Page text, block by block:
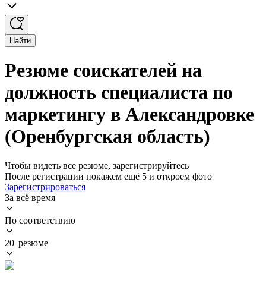
Найти
Резюме соискателей на
должность специалиста по
маркетингу в Александровке
(Оренбургская область)
Чтобы видеть все резюме, зарегистрируйтесь
После регистрации покажем ещё 5 и откроем фото
Зарегистрироваться
За всё время
По соответствию
20 резюме